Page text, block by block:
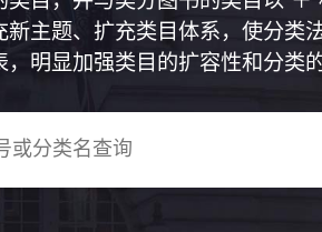
新主题、扩充类目体系，使分类
明显加强类目的扩容性和分类